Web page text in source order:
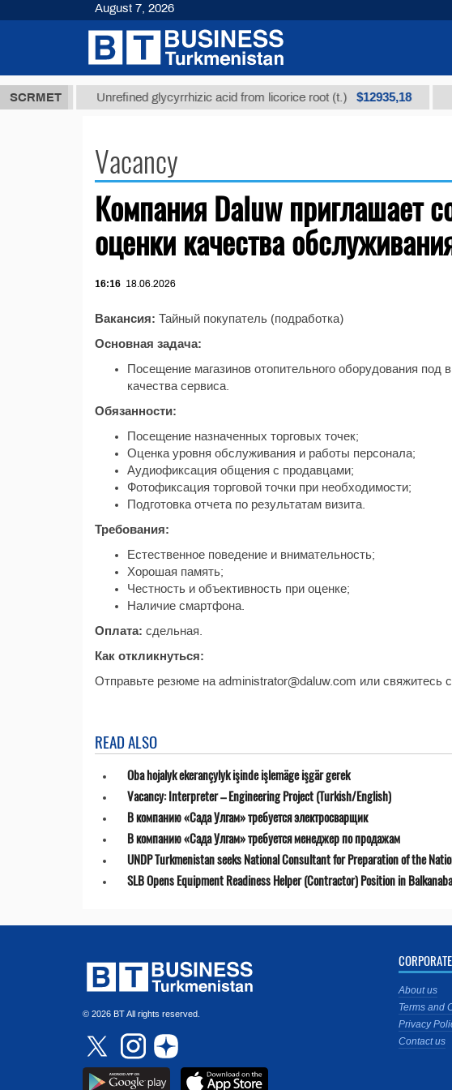
SCRMET
ТМТ Unrefined glycyrrhizic acid from licorice root (t.) $12935,18
Vacancy
Компания Daluw приглашает
оценки качества
16:16 18.06.2026
Вакансия: Тайный покупатель (подработка)
Основная задача:
Посещение магазинов отопительного оборудования под
качества сервиса.
Обязанности:
Посещение назначенных торговых точек;
Оценка уровня обслуживания и работы персонала;
Аудиофиксация общения с продавцами;
Фотофиксация торговой точки при необходимости;
Подготовка отчета по результатам визита.
Требования:
Естественное поведение и внимательность;
Хорошая память;
Честность и объективность при оценке;
Наличие смартфона.
Оплата: сдельная.
Как откликнуться:
Отправьте резюме на administrator@daluw.com или свяжитесь
READ ALSO
Oba hojalyk ekerançylyk işinde işlemäge işgär gerek
Vacancy: Interpreter – Engineering Project (Turkish/English)
В компанию «Сада Улгам» требуется электросварщик
В компанию «Сада Улгам» требуется менеджер по продажам
UNDP Turkmenistan seeks National Consultant for Preparation of the
SLB Opens Equipment Readiness Helper (Contractor) Position in
© 2026 BT All rights reserved.
CORPORATE
About us
Terms and
Privacy
Contact us
August 7, 2026